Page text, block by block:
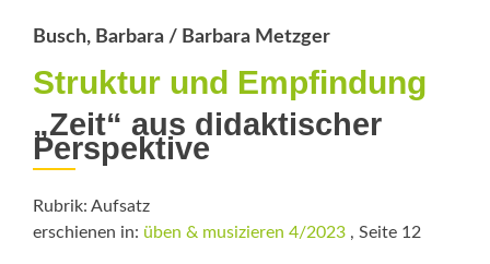
Busch, Barbara / Barbara Metzger
Struktur und Empfindung
„Zeit“ aus didaktischer
Perspektive
Rubrik: Aufsatz
erschienen in: üben & musizieren 4/2023 , Seite 12